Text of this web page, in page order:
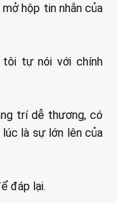
hộp tin nhắn của
tôi tự nói với chính
trí dễ thương, có
là sự lớn lên của
đáp lại.